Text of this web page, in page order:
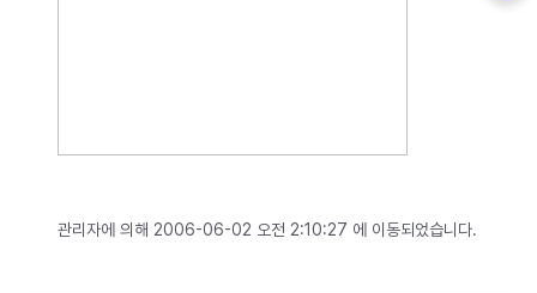
관리자에 의해 2006-06-02 오전 2:10:27 에 이동되었습니다.